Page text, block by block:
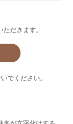
だきます。
でください。